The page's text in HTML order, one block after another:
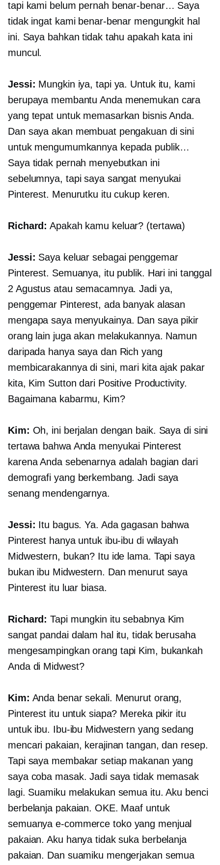
tapi kami belum pernah benar-benar… Saya
tidak ingat kami benar-benar mengungkit hal
ini. Saya bahkan tidak tahu apakah kata ini
muncul.
Jessi: Mungkin iya, tapi ya. Untuk itu, kami
berupaya membantu Anda menemukan cara
yang tepat untuk memasarkan bisnis Anda.
Dan saya akan membuat pengakuan di sini
untuk mengumumkannya kepada publik…
Saya tidak pernah menyebutkan ini
sebelumnya, tapi saya sangat menyukai
Pinterest. Menurutku itu cukup keren.
Richard: Apakah kamu keluar? (tertawa)
Jessi: Saya keluar sebagai penggemar
Pinterest. Semuanya, itu publik. Hari ini tanggal
2 Agustus atau semacamnya. Jadi ya,
penggemar Pinterest, ada banyak alasan
mengapa saya menyukainya. Dan saya pikir
orang lain juga akan melakukannya. Namun
daripada hanya saya dan Rich yang
membicarakannya di sini, mari kita ajak pakar
kita, Kim Sutton dari Positive Productivity.
Bagaimana kabarmu, Kim?
Kim: Oh, ini berjalan dengan baik. Saya di sini
tertawa bahwa Anda menyukai Pinterest
karena Anda sebenarnya adalah bagian dari
demografi yang berkembang. Jadi saya
senang mendengarnya.
Jessi: Itu bagus. Ya. Ada gagasan bahwa
Pinterest hanya untuk ibu-ibu di wilayah
Midwestern, bukan? Itu ide lama. Tapi saya
bukan ibu Midwestern. Dan menurut saya
Pinterest itu luar biasa.
Richard: Tapi mungkin itu sebabnya Kim
sangat pandai dalam hal itu, tidak berusaha
mengesampingkan orang tapi Kim, bukankah
Anda di Midwest?
Kim: Anda benar sekali. Menurut orang,
Pinterest itu untuk siapa? Mereka pikir itu
untuk ibu. Ibu-ibu Midwestern yang sedang
mencari pakaian, kerajinan tangan, dan resep.
Tapi saya membakar setiap makanan yang
saya coba masak. Jadi saya tidak memasak
lagi. Suamiku melakukan semua itu. Aku benci
berbelanja pakaian. OKE. Maaf untuk
semuanyae-commerce toko yang menjual
pakaian. Aku hanya tidak suka berbelanja
pakaian. Dan suamiku mengerjakan semua